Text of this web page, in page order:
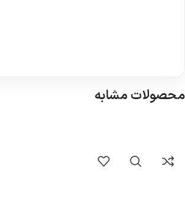
محصولات مشابه